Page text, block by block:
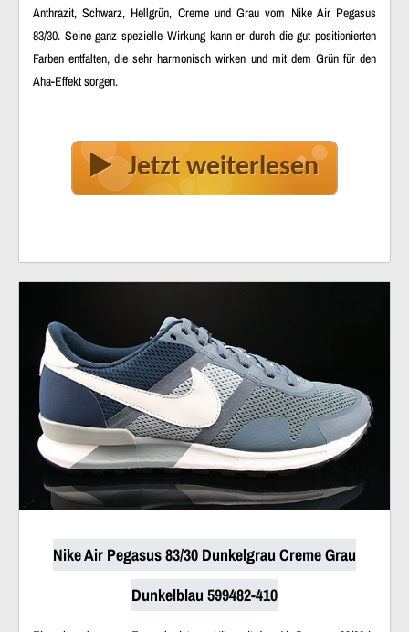
Anthrazit, Schwarz, Hellgrün, Creme und Grau vom Nike Air Pegasus
83/30. Seine ganz spezielle Wirkung kann er durch die gut positionierten
Farben entfalten, die sehr harmonisch wirken und mit dem Grün für den
Aha-Effekt sorgen.
Jetzt weiterlesen
Nike Air Pegasus 83/30 Dunkelgrau Creme Grau
Dunkelblau 599482-410